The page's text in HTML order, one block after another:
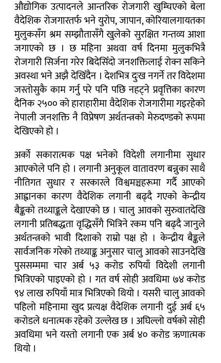
औद्योगिक उत्पादनले आन्तरिक रोजगारी खुम्चिएको बेला
वैदेशिक रोजगारतर्फ भने युरोप, जापान, कोरियालगायतका
मुलुकसँग श्रम सम्झौतासँगै खुलेको सुरक्षित गन्तव्य आशा
जगाएको छ । छ महिना अथवा वर्ष दिनमा मुलुकभित्रै
रोजगारी सिर्जना गरेर बिदेसिँदो जनशक्तिलाई रोक्न सकिने
अवस्था भने अझै देखिँदैन । देशभित्र दुःख नगर्ने तर विदेशमा
जस्तोसुकै काम गर्नु परे पनि पछि नहट्ने प्रवृत्तिका कारण
दैनिक २५०० को हाराहारीमा वैदेशिक रोजगारीमा गइरहेको
नेपाली जनशक्ति नै विप्रेषण अर्थतन्त्रको मेरुदण्डको रूपमा
देखिएको हो ।
अर्को सकारात्मक पक्ष भनेको विदेशी लगानीमा सुधार
आएकोले पनि हो । लगानी अनुकूल वातावरण बन्नुका साथै
नीतिगत सुधार र सरकारले विश्वमञ्चहरूमा गर्दै आएको
आह्वानका कारण वैदेशिक लगानी बढ्दै गएको केन्द्रीय
बैङ्कको तथ्याङ्कले देखाएको छ । चालु आवको सुरुवातदेखि
लगानी प्रतिबद्धता वृद्धिसँगै भित्रिने रकम पनि बढ्दै जानुले
अर्थतन्त्रको भावी दिशाको राम्रो पक्ष हो । केन्द्रीय बैङ्कले
सार्वजनिक गरेको तथ्याङ्क अनुसार चालु आवको साउनदेखि
पुससम्ममा चार अर्ब ५३ करोड रुपियाँ विदेशी लगानी
भित्रिएको पाइएको हो । गत वर्ष सोही अवधिमा ७४ करोड
९४ लाख रुपियाँ मात्र भित्रिएको थियो । यसरी चालु आवको
पहिलो महिनामा खुद प्रत्यक्ष वैदेशिक लगानी दुई अर्ब ६५
करोडले धनात्मक रहेको उल्लेख छ । अघिल्लो वर्षको सोही
अवधिमा भने यस्तो लगानी एक अर्ब ४० करोड ऋणात्मक
थियो ।